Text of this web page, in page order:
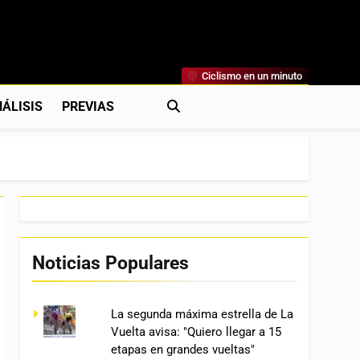
Previas Y Más. La Web Ciclista De Referencia.
Ciclismo en un minuto
PREVIAS
Noticias Populares
La segunda máxima estrella de La
Vuelta avisa: "Quiero llegar a 15
etapas en grandes vueltas"